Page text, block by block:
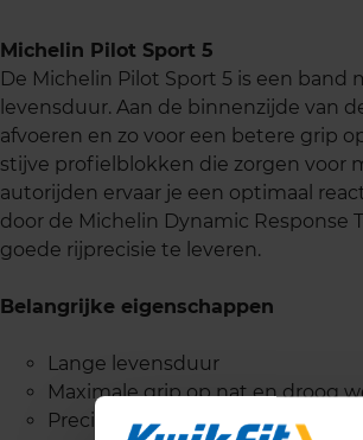
Michelin Pilot Sport 5
De Michelin Pilot Sport 5 is een
levensduur. Aan de binnenzijde van
afvoeren en zo voor een betere grip
stijve profielblokken die zorgen voor
autorijden ervaar je een optimaal
door de Michelin Dynamic Response
goede rijprecisie te leveren.
Belangrijke eigenschappen
Lange levensduur
Maximale grip op nat en droog
Precies stuurgedrag